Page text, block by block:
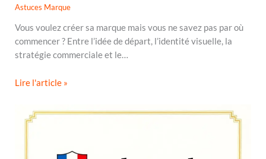
Astuces Marque
Vous voulez créer sa marque mais vous ne savez pas par où
commencer ? Entre l’idée de départ, l’identité visuelle, la
stratégie commerciale et le…
Lire l'article »